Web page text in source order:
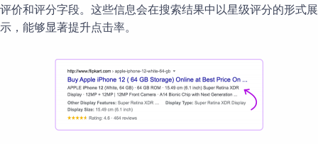
评价和评分字段。这些信息会在搜索结果中以星级评分的形式展
示，能够显著提升点击率。